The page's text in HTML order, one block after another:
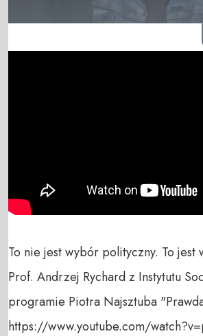
To nie jest wybór polityczny. To jest
Prof. Andrzej Rychard z Instytutu
programie Piotra Najsztuba
https://www.youtube.com/